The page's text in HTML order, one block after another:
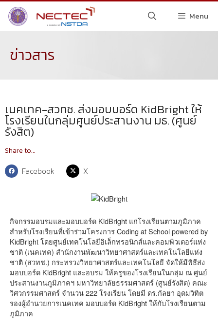
Menu
ข่าวสาร
เนคเทค-สวทช. ส่งมอบบอร์ด KidBright ให้
โรงเรียนในกลุ่มศูนย์ประสานงาน มธ. (ศูนย์
รังสิต)
Share to...
Facebook X
กิจกรรมอบรมและมอบบอร์ด KidBright แก่โรงเรียนตามภูมิภาค
สำหรับโรงเรียนที่เข้าร่วมโครงการ Coding at School powered by
KidBright โดยศูนย์เทคโนโลยีอิเล็กทรอนิกส์และคอมพิวเตอร์แห่ง
ชาติ (เนคเทค) สำนักงานพัฒนาวิทยาศาสตร์และเทคโนโลยีแห่ง
ชาติ (สวทช.) กระทรวงวิทยาศาสตร์และเทคโนโลยี จัดให้มีพิธีส่ง
มอบบอร์ด KidBright และอบรม ให้ครูของโรงเรียนในกลุ่ม ณ ศูนย์
ประสานงานภูมิภาคฯ มหาวิทยาลัยธรรมศาสตร์ (ศูนย์รังสิต) คณะ
วิศวกรรมศาสตร์ จำนวน 222 โรงเรียน โดยมี ดร.กัลยา อุดมวิทิต
รองผู้อำนวยการเนคเทค มอบบอร์ด KidBright ให้กับโรงเรียนตาม
ภูมิภาค